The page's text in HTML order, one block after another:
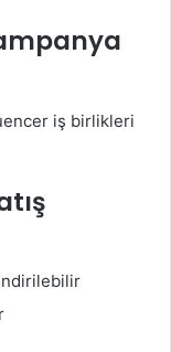
iş birlikleri